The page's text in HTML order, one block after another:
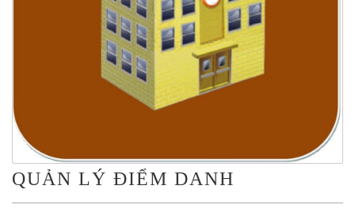
QUẢN LÝ ĐIỂM DANH